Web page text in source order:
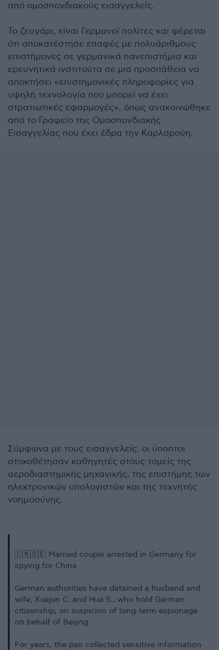
από ομοσπονδιακούς εισαγγελείς.
Το ζευγάρι, είναι Γερμανοί πολίτες και φέρεται
ότι αποκατέστησε επαφές με πολυάριθμους
επιστήμονες σε γερμανικά πανεπιστήμια και
ερευνητικά ινστιτούτα σε μια προσπάθεια να
αποκτήσει «επιστημονικές πληροφορίες για
υψηλή τεχνολογία που μπορεί να έχει
στρατιωτικές εφαρμογές», όπως ανακοινώθηκε
από το Γραφείο της Ομοσπονδιακής
Εισαγγελίας που έχει έδρα την Καρλσρούη.
Σύμφωνα με τους εισαγγελείς, οι ύποπτοι
στοχοθέτησαν καθηγητές στους τομείς της
αεροδιαστημικής μηχανικής, της επιστήμης των
ηλεκτρονικών υπολογιστών και της τεχνητής
νοημοσύνης.
🇨🇳🇩🇪 Married couple arrested in Germany for
spying for China
German authorities have detained a husband and
wife, Xuejun C. and Hua S., who hold German
citizenship, on suspicion of long-term espionage
on behalf of Beijing.
For years, the pair collected sensitive information